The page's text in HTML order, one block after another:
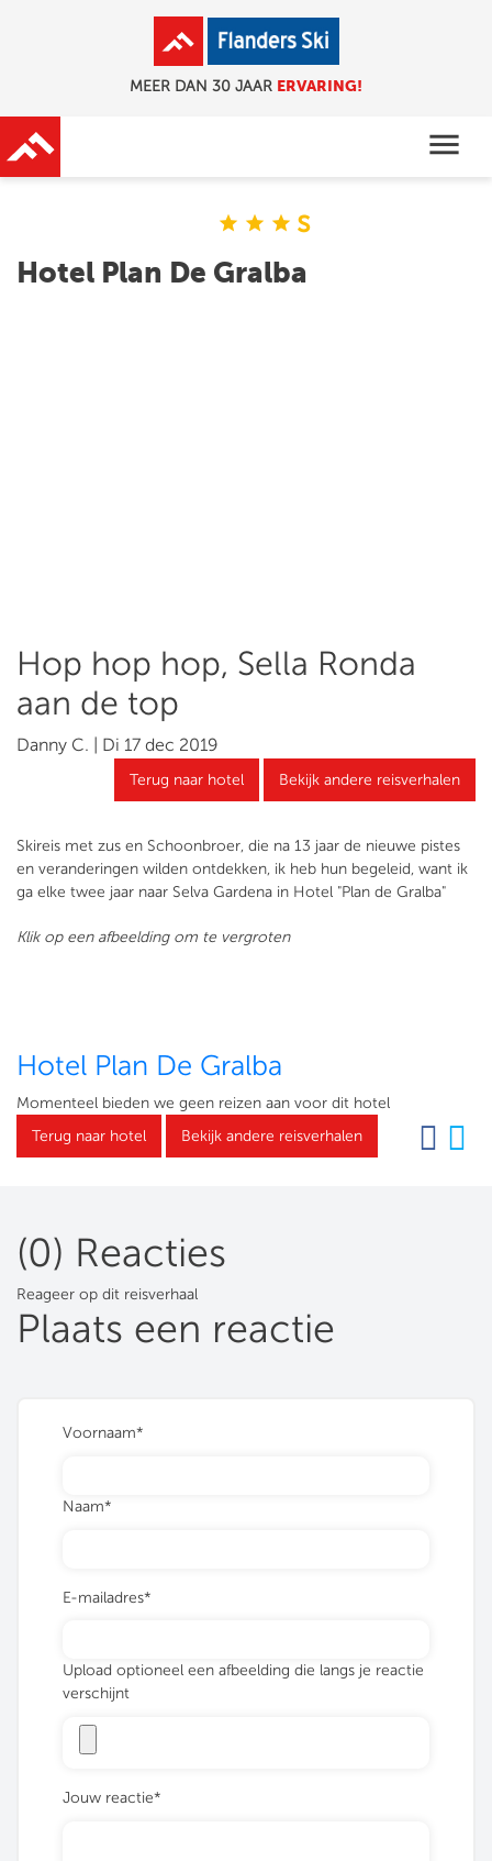
MEER DAN 30 JAAR ERVARING!
menu
star star star s
Hotel Plan De Gralba
Hop hop hop, Sella Ronda
aan de top
Danny C. | Di 17 dec 2019
Terug naar hotel Bekijk andere reisverhalen
Skireis met zus en Schoonbroer, die na 13 jaar de nieuwe pistes
en veranderingen wilden ontdekken, ik heb hun begeleid, want ik
ga elke twee jaar naar Selva Gardena in Hotel "Plan de Gralba"
Klik op een afbeelding om te vergroten
Hotel Plan De Gralba
Momenteel bieden we geen reizen aan voor dit hotel
Terug naar hotel
Bekijk andere reisverhalen
(0) Reacties
Reageer op dit reisverhaal
Plaats een reactie
Voornaam*
Naam*
E-mailadres*
Upload optioneel een afbeelding die langs je reactie
verschijnt
Jouw reactie*